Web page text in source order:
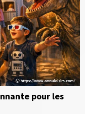
pour les